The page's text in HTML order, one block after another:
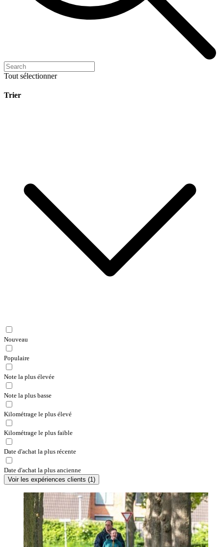
Tout sélectionner
Trier
Nouveau
Populaire
Note la plus élevée
Note la plus basse
Kilométrage le plus élevé
Kilométrage le plus faible
Date d'achat la plus récente
Date d'achat la plus ancienne
Voir les expériences clients (1)